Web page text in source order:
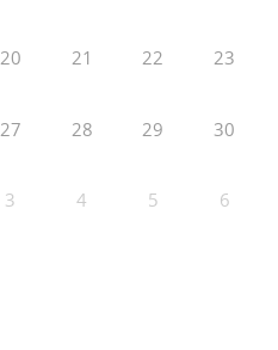
20 21 22 23
27 28 29 30
3 4 5 6